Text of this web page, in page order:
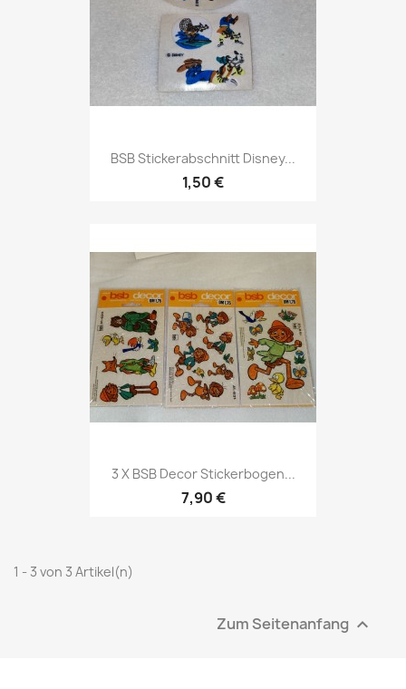
BSB Stickerabschnitt Disney...
1,50 €
3 X BSB Decor Stickerbogen...
7,90 €
1 - 3 von 3 Artikel(n)
Zum Seitenanfang 